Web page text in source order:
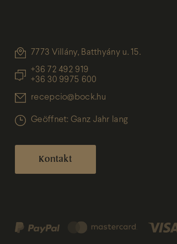
7773 Villány, Batthyány u. 15.
+36 72 492 919
+36 30 9975 600
recepcio@bock.hu
Geöffnet: Ganz Jahr lang
Kontakt